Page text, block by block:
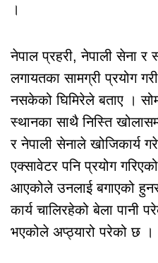
।
नेपाल प्रहरी, नेपाली सेना र
लगायतका सामग्री प्रयोग
नसकेको घिमिरेले बताए ।
स्थानका साथै निस्ति
र नेपाली सेनाले खोजिकार्य
एक्सावेटर पनि प्रयोग
आएकोले उनलाई बगाएको
कार्य चालिरहेको बेला पानी
भएकोले अप्ठ्यारो परेको छ ।